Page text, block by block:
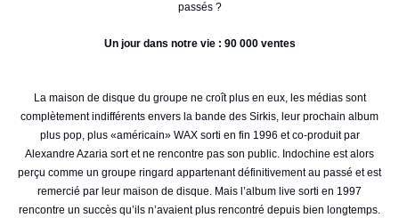
passés ?
Un jour dans notre vie : 90 000 ventes
La maison de disque du groupe ne croît plus en eux, les médias sont
complètement indifférents envers la bande des Sirkis, leur prochain album
plus pop, plus «américain» WAX sorti en fin 1996 et co-produit par
Alexandre Azaria sort et ne rencontre pas son public. Indochine est alors
perçu comme un groupe ringard appartenant définitivement au passé et est
remercié par leur maison de disque. Mais l’album live sorti en 1997
rencontre un succès qu’ils n’avaient plus rencontré depuis bien longtemps.